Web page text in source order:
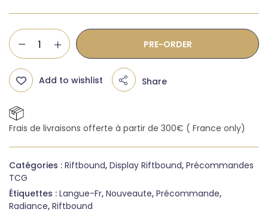
PRE-ORDER
Add to wishlist Share
Frais de livraisons offerte à partir de 300€ ( France only)
Catégories : Riftbound, Display Riftbound, Précommandes
TCG
Étiquettes : Langue-Fr, Nouveaute, Précommande,
Radiance, Riftbound